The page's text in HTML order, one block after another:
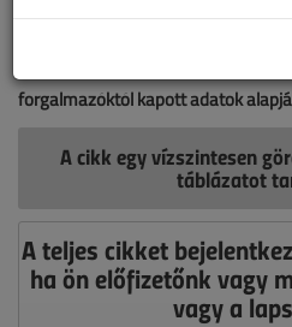
a GanzKK, a Schneider, a Schrack,
Tracon egy-egy készülékét
forgalmazóktól kapott adatok
A cikk egy vízszintesen
táblázatot
A teljes cikket
ha ön előfizetőnk vagy
vagy a